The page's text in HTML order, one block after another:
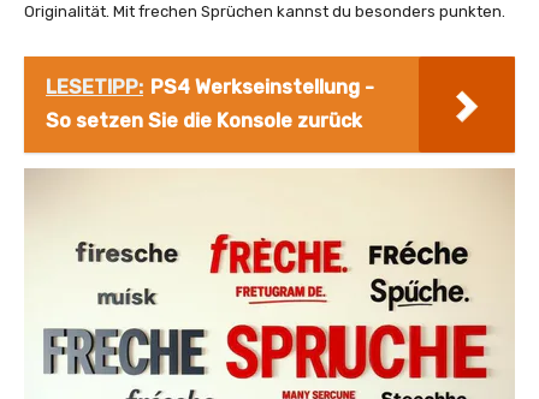
Originalität. Mit frechen Sprüchen kannst du besonders punkten.
LESETIPP: PS4 Werkseinstellung -
So setzen Sie die Konsole zurück